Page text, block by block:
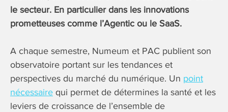
le secteur. En particulier dans les innovations
prometteuses comme l’Agentic ou le SaaS.
A chaque semestre, Numeum et PAC publient son
observatoire portant sur les tendances et
perspectives du marché du numérique. Un point
nécessaire qui permet de détermines la santé et les
leviers de croissance de l’ensemble de